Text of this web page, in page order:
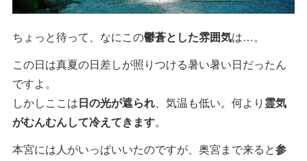
ちょっと待って、なにこの鬱蒼とした雰囲気は…。
この日は真夏の日差しが照りつける暑い暑い日だったん
ですよ。
しかしここは日の光が遮られ、気温も低い。何より 霊気
がむんむんして冷えてきます。
本宮には人がいっぱいいたのですが、奥宮まで来ると参